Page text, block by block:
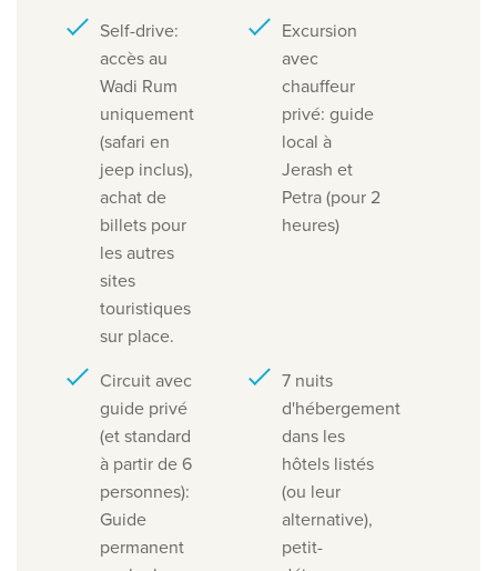
Self-drive:
accès au
Wadi Rum
uniquement
(safari en
jeep inclus),
achat de
billets pour
les autres
sites
touristiques
sur place.
Excursion
avec
chauffeur
privé: guide
local à
Jerash et
Petra (pour 2
heures)
Circuit avec
guide privé
(et standard
à partir de 6
personnes):
Guide
permanent
7 nuits
d'hébergement
dans les
hôtels listés
(ou leur
alternative),
petit-